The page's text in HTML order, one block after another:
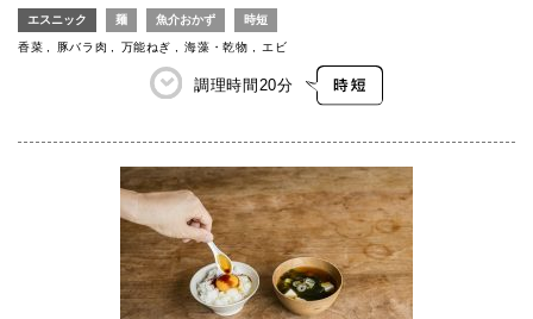
エスニック 麺 魚介おかず 時短
香菜 豚バラ肉 万能ねぎ 海藻・乾物 エビ
調理時間 20分